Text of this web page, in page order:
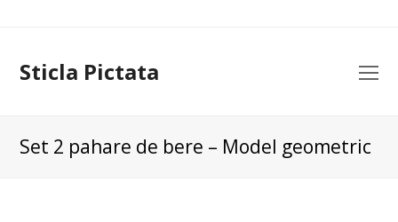
Sticla Pictata
Set 2 pahare de bere – Model geometric